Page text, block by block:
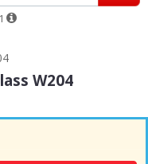
W204